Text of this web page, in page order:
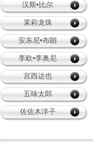
汉斯•比尔
茉莉龙珠
安东尼•布朗
李欧•李奥尼
宫西达也
五味太郎
佐佐木洋子